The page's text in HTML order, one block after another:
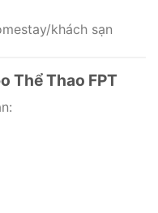
khách sạn
Thể Thao FPT